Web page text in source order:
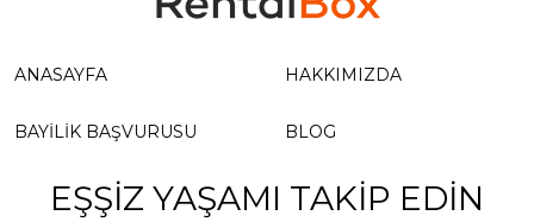
ANASAYFA HAKKIMIZDA
BAYILIK BAŞVURUSU BLOG
EŞŞİZ YAŞAMI TAKİP EDİN